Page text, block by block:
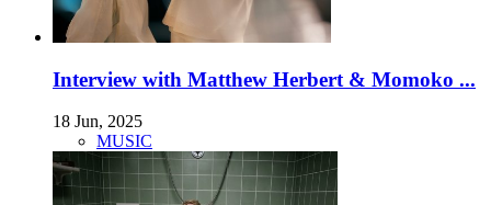
Interview with Matthew Herbert & Momoko ...
18 Jun, 2025
MUSIC